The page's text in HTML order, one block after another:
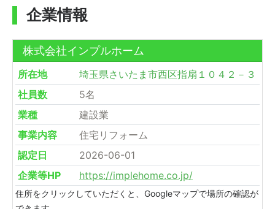
企業情報
株式会社インプルホーム
所在地
埼玉県さいたま市西区指扇１０４２－３
社員数
5名
業種
建設業
事業内容
住宅リフォーム
認定日
2026-06-01
企業等HP
https://implehome.co.jp/
住所をクリックしていただくと、Googleマップで場所の確認が